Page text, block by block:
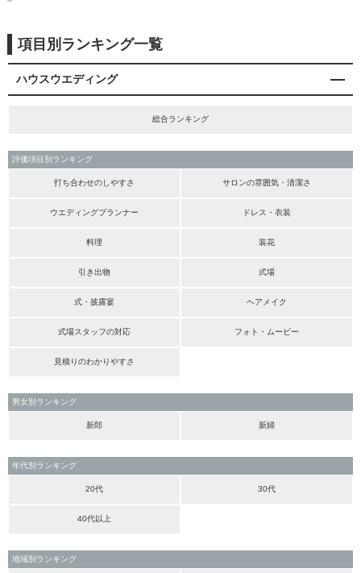
項目別ランキング一覧
ハウスウエディング
総合ランキング
評価項目別ランキング
打ち合わせのしやすさ サロンの雰囲気・清潔さ
ウエディングプランナー ドレス・衣装
料理 装花
引き出物 式場
式・披露宴 ヘアメイク
式場スタッフの対応 フォト・ムービー
見積りのわかりやすさ
男女別ランキング
新郎 新婦
年代別ランキング
20代 30代
40代以上
地域別ランキング